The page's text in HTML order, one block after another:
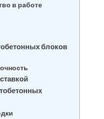
в работе
блоков